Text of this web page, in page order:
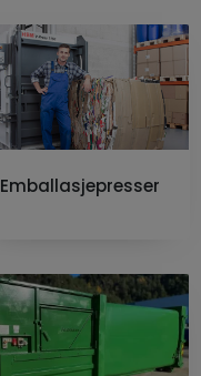
Emballasjepresser